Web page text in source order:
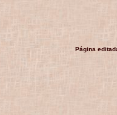
Página